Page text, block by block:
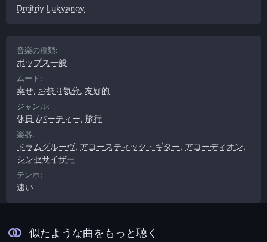
Dmitriy Lukyanov
音楽の種類:
ポップス一般
ムード:
幸せ, お祭り気分, 友好的
ジャンル:
休日 /パーティー, 旅行
楽器:
ドラムグルーヴ, アコースティック・ギター, アコーディオン,
シンセサイザー
テンポ:
速い
似たような曲をもっと聴く